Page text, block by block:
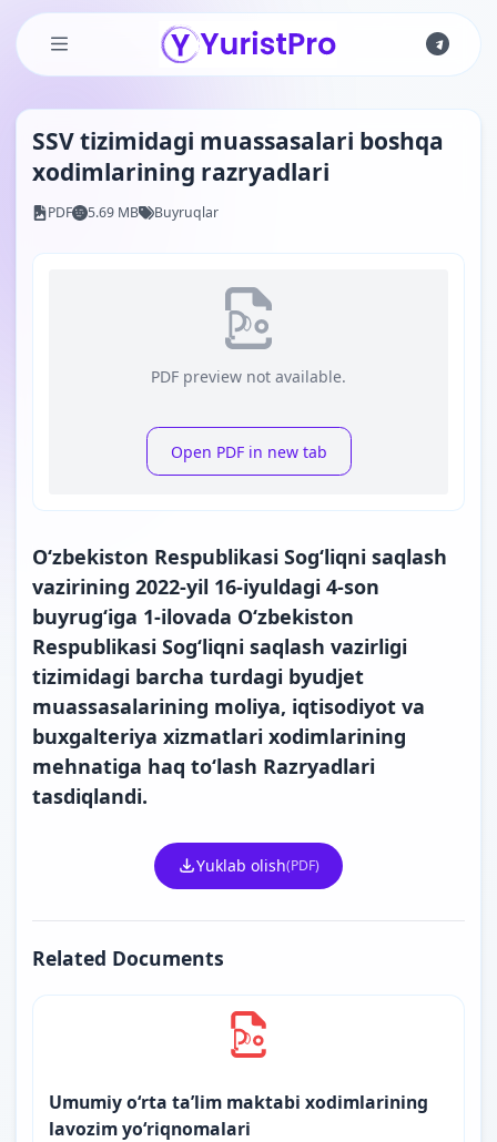
Skip to main content
SSV tizimidagi muassasalari boshqa
xodimlarining razryadlari
PDF 5.69 MB Buyruqlar
PDF preview not available.
Open PDF in new tab
O‘zbekiston Respublikasi Sog‘liqni saqlash
vazirining 2022-yil 16-iyuldagi 4-son
buyrug‘iga 1-ilovada O‘zbekiston
Respublikasi Sog‘liqni saqlash vazirligi
tizimidagi barcha turdagi byudjet
muassasalarining moliya, iqtisodiyot va
buxgalteriya xizmatlari xodimlarining
mehnatiga haq to‘lash Razryadlari
tasdiqlandi.
Yuklab olish(PDF)
Related Documents
Umumiy oʻrta taʼlim maktabi xodimlarining
lavozim yoʻriqnomalari